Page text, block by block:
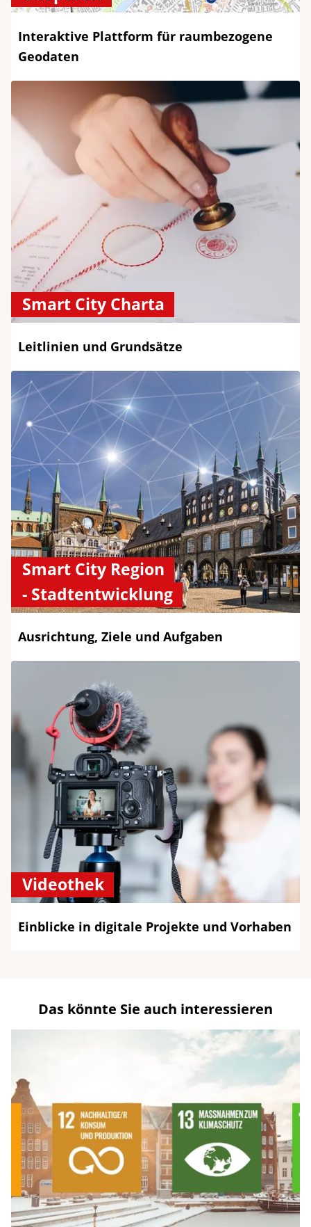
Interaktive Plattform für raumbezogene
Geodaten
Smart City Charta
Leitlinien und Grundsätze
Smart City Region
- Stadtentwicklung
Ausrichtung, Ziele und Aufgaben
Videothek
Einblicke in digitale Projekte und Vorhaben
Das könnte Sie auch interessieren